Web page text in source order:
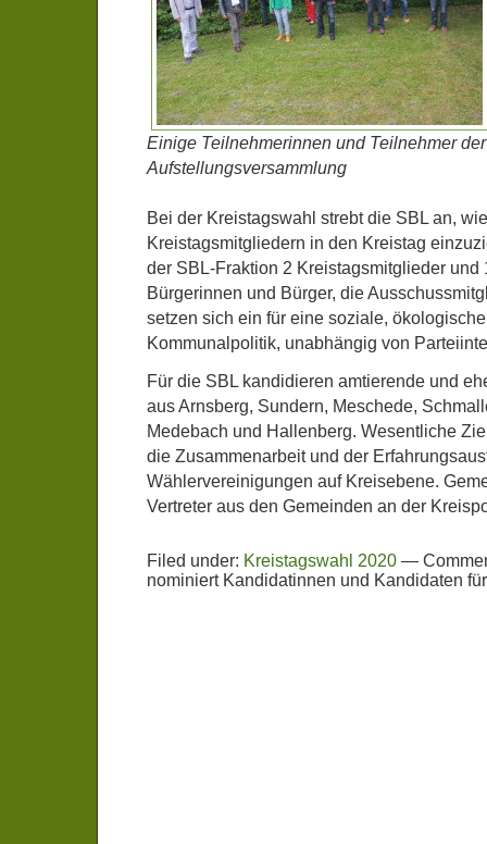
Einige Teilnehmerinnen und Teilnehmer der
Aufstellungsversammlung
Bei der Kreistagswahl strebt die SBL an,
Kreistagsmitgliedern in den Kreistag
der SBL-Fraktion 2 Kreistagsmitglieder und
Bürgerinnen und Bürger, die
setzen sich ein für eine soziale,
Kommunalpolitik, unabhängig von
Für die SBL kandidieren amtierende und
aus Arnsberg, Sundern, Meschede,
Medebach und Hallenberg. Wesentliche
die Zusammenarbeit und der
Wählervereinigungen auf Kreisebene.
Vertreter aus den Gemeinden an der
Filed under: Kreistagswahl 2020 —
nominiert Kandidatinnen und Kandidaten